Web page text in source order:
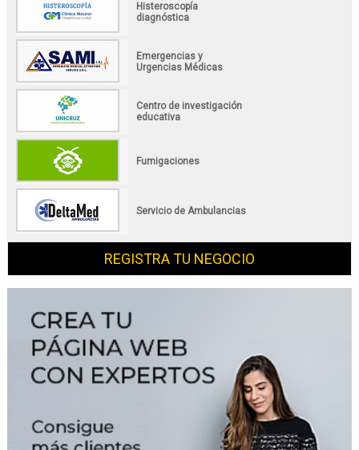
Histeroscopía
diagnóstica
Emergencias y
Urgencias Médicas
Centro de investigación
educativa
Fumigaciones
Servicio de Ambulancias
REGISTRA TU NEGOCIO